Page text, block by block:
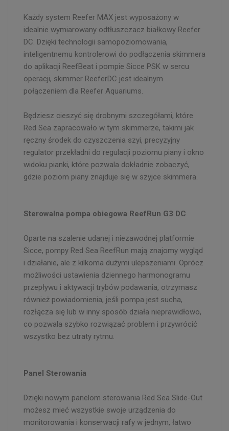
Każdy system Reefer MAX jest wyposażony w
idealnie wymiarowany odtłuszczacz białkowy Reefer
DC. Dzięki technologii samopoziomowania,
inteligentnemu kontrolerowi do podłączenia skimmera
do aplikacji ReefBeat i pompie Sicce PSK w sercu
operacji, skimmer ReeferDC jest idealnym
połączeniem dla Reefer Aquariums.
Będziesz cieszyć się drobnymi szczegółami, które
Red Sea zapracowało w tym skimmerze, takimi jak
ręczny środek do czyszczenia szyi, precyzyjny
regulator przekładni do regulacji poziomu piany i okno
widoku pianki, które pozwala dokładnie zobaczyć,
gdzie poziom piany znajduje się w szyjce skimmera.
Sterowalna pompa obiegowa ReefRun G3 DC
Oparte na szalenie udanej i niezawodnej platformie
Sicce, pompy Red Sea ReefRun mają znajomy wygląd
i działanie, ale z kilkoma dużymi ulepszeniami. Oprócz
możliwości ustawienia dziennego harmonogramu
przepływu i aktywacji trybów podawania, otrzymasz
również powiadomienia, jeśli pompa jest sucha,
rozłącza się lub w inny sposób działa nieprawidłowo,
co pozwala szybko rozwiązać problem i przywrócić
wszystko bez utraty rytmu.
Panel Sterowania
Dzięki nowym panelom sterowania Red Sea Slide-Out
możesz mieć wszystkie swoje urządzenia do
monitorowania i konserwacji rafy w jednym, łatwo